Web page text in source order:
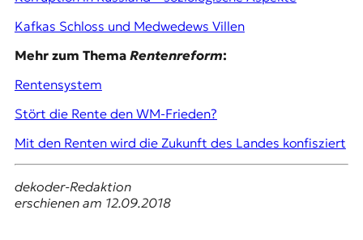
Kafkas Schloss und Medwedews Villen
Mehr zum Thema Rentenreform:
Rentensystem
Stört die Rente den WM-Frieden?
Mit den Renten wird die Zukunft des Landes konfisziert
dekoder-Redaktion
erschienen am 12.09.2018